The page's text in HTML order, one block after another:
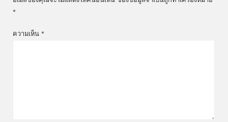
*
ความเห็น *